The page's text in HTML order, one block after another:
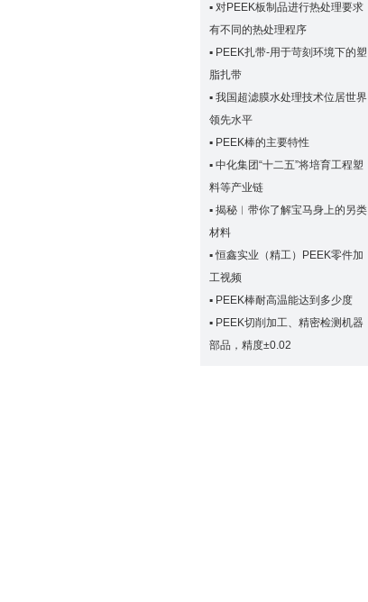
▪ 对PEEK板制品进行热处理要求
有不同的热处理程序
▪ PEEK扎带-用于苛刻环境下的塑
脂扎带
▪ 我国超滤膜水处理技术位居世界
领先水平
▪ PEEK棒的主要特性
▪ 中化集团“十二五”将培育工程塑
料等产业链
▪ 揭秘︱带你了解宝马身上的另类
材料
▪恒鑫实业（精工）PEEK零件加
工视频
▪ PEEK棒耐高温能达到多少度
▪ PEEK切削加工、精密检测机器
部品，精度±0.02